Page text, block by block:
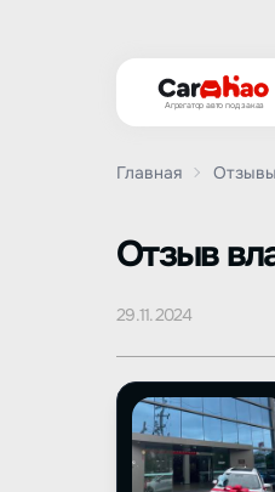
Агрегатор авто под заказ
Главная Отзывы
Oтзыв
29.11.2024